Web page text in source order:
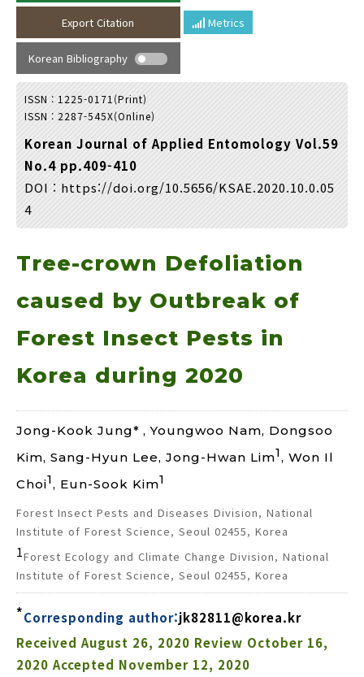
to
Search :
Search
Adode Reader(link)
Export Citation Metrics
Korean Bibliography
ISSN : 1225-0171(Print)
ISSN : 2287-545X(Online)
Korean Journal of Applied Entomology Vol.59
No.4 pp.409-410
DOI : https://doi.org/10.5656/KSAE.2020.10.0.05
4
Tree-crown Defoliation
caused by Outbreak of
Forest Insect Pests in
Korea during 2020
Jong-Kook Jung* , Youngwoo Nam, Dongsoo
Kim, Sang-Hyun Lee, Jong-Hwan Lim1, Won Il
Choi1, Eun-Sook Kim1
Forest Insect Pests and Diseases Division, National
Institute of Forest Science, Seoul 02455, Korea
1Forest Ecology and Climate Change Division, National
Institute of Forest Science, Seoul 02455, Korea
*Corresponding author:jk82811@korea.kr
Received August 26, 2020 Review October 16,
2020 Accepted November 12, 2020